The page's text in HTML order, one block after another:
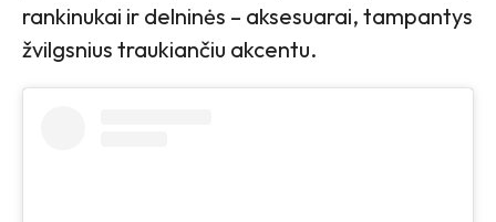
rankinukai ir delninės – aksesuarai, tampantys
žvilgsnius traukiančiu akcentu.